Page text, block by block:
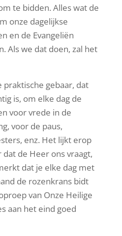
te bidden. Alles wat de
onze dagelijkse
en de Evangeliën
Als we dat doen, zal het
praktische gebaar, dat
is, om elke dag de
voor vrede in de
voor de paus,
enz. Het lijkt erop
de Heer ons vraagt,
dat je elke dag met
de rozenkrans bidt
van Onze Heilige
aan het eind goed